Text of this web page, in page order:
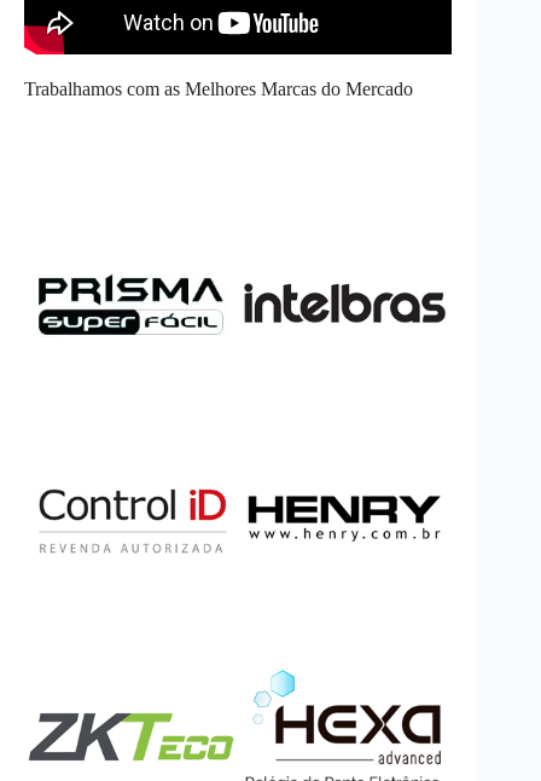
Trabalhamos com as Melhores Marcas do Mercado